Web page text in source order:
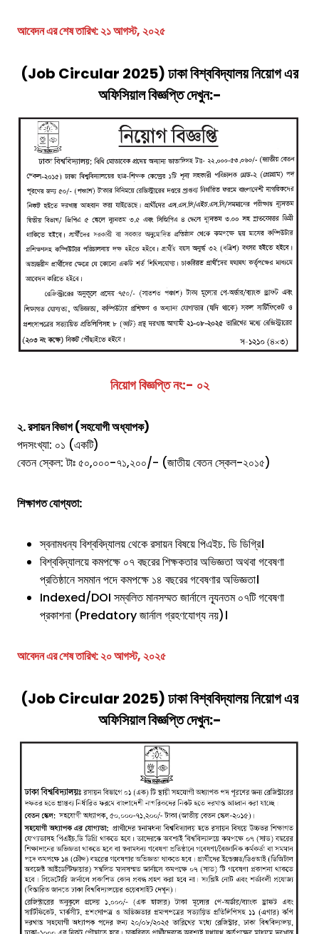
আবেদন এর শেষ তারিখ: ২১ আগস্ট, ২০২৫
(Job Circular 2025) ঢাকা বিশ্ববিদ্যালয় নিয়োগ এর
অফিসিয়াল বিজ্ঞপ্তি দেখুন:-
নিয়োগ বিজ্ঞপ্তি নং:- ০২
২. রসায়ন বিভাগ (সহযোগী অধ্যাপক)
পদসংখ্যা: ০১ (একটি)
বেতন স্কেল: টাঃ ৫০,০০০-৭১,২০০/- (জাতীয় বেতন স্কেল-২০১৫)
শিক্ষাগত যোগ্যতা:
স্বনামধন্য বিশ্ববিদ্যালয় থেকে রসায়ন বিষয়ে পিএইচ. ডি ডিগ্রি।
বিশ্ববিদ্যালয়ে কমপক্ষে ০৭ বছরের শিক্ষকতার অভিজ্ঞতা অথবা গবেষণা
প্রতিষ্ঠানে সমমান পদে কমপক্ষে ১৪ বছরের গবেষণার অভিজ্ঞতা।
Indexed/DOI সম্বলিত মানসম্মত জার্নালে ন্যূনতম ০৭টি গবেষণা
প্রকাশনা (Predatory জার্নাল গ্রহণযোগ্য নয়)।
আবেদন এর শেষ তারিখ: ২০ আগস্ট, ২০২৫
(Job Circular 2025) ঢাকা বিশ্ববিদ্যালয় নিয়োগ এর
অফিসিয়াল বিজ্ঞপ্তি দেখুন:-